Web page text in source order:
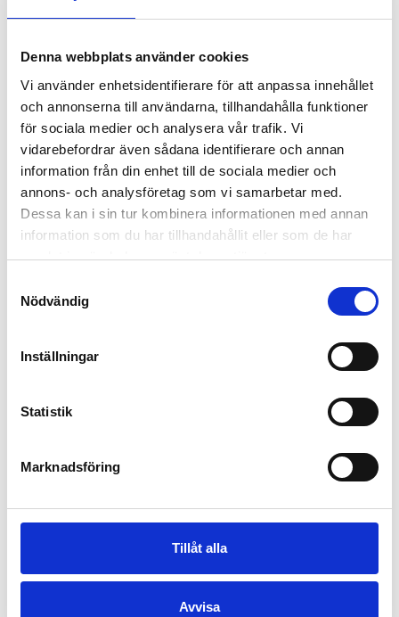
Denna webbplats använder cookies
Vi använder enhetsidentifierare för att anpassa innehållet
och annonserna till användarna, tillhandahålla funktioner
för sociala medier och analysera vår trafik. Vi
vidarebefordrar även sådana identifierare och annan
information från din enhet till de sociala medier och
annons- och analysföretag som vi samarbetar med.
Dessa kan i sin tur kombinera informationen med annan
information som du har tillhandahållit eller som de har
samlat in när du har använt deras tjänster.
Nödvändig
Inställningar
Statistik
Marknadsföring
Tillåt alla
Avvisa
men det går även att göra den mer nedtonad. Kanske är du ute efter
en diskretare ring där ädelstenarna inte sticker upp? Då är en
pavéfattning med något mindre och färre stenar ett utmärkt val för
dig.
Fors och går att beställa i vitguld, rödguld, roséguld och platina.